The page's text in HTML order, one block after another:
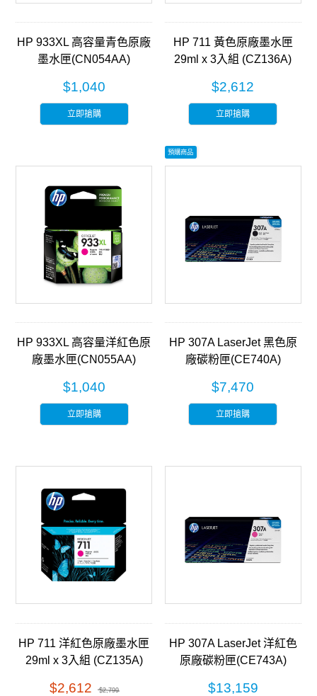
HP 933XL 高容量青色原廠
墨水匣(CN054AA)
$1,040
立即搶購
HP 711 黃色原廠墨水匣
29ml x 3入組 (CZ136A)
$2,612
立即搶購
HP 933XL 高容量洋紅色原
廠墨水匣(CN055AA)
$1,040
立即搶購
預購商品
HP 307A LaserJet 黑色原
廠碳粉匣(CE740A)
$7,470
立即搶購
HP 711 洋紅色原廠墨水匣
29ml x 3入組 (CZ135A)
$2,612 $2,799
HP 307A LaserJet 洋紅色
原廠碳粉匣(CE743A)
$13,159